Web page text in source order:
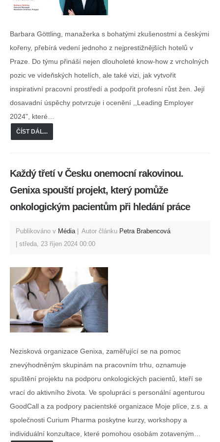
Barbara Göttling, manažerka s bohatými zkušenostmi a českými
kořeny, přebírá vedení jednoho z nejprestižnějších hotelů v
Praze. Do týmu přináší nejen dlouholeté know-how z vrcholných
pozic ve vídeňských hotelích, ale také vizi, jak vytvořit
inspirativní pracovní prostředí a podpořit profesní růst žen. Její
dosavadní úspěchy potvrzuje i ocenění ,,Leading Employer
2024", které…
ČÍST DÁL...
Každý třetí v Česku onemocní rakovinou.
Genixa spouští projekt, který pomůže
onkologickým pacientům při hledání práce
Publikováno v Média Autor článku Petra Brabencová
středa, 23 říjen 2024 00:00
Nezisková organizace Genixa, zaměřující se na pomoc
znevýhodněným skupinám na pracovním trhu, oznamuje
spuštění projektu na podporu onkologických pacientů, kteří se
vrací do aktivního života. Ve spolupráci s personální agenturou
GoodCall a za podpory pacientské organizace Moje plíce, z.s. a
společnosti Curium Pharma poskytne kurzy, workshopy a
individuální konzultace, které pomohou osobám zotaveným…